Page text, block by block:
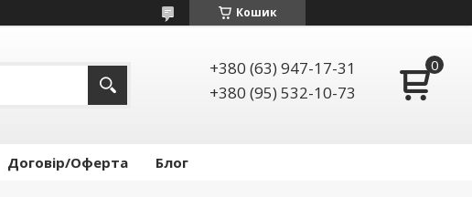
Кошик
+380 (63) 947-17-31
+380 (95) 532-10-73
Договір/Оферта Блог